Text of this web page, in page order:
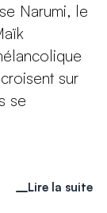
Narumi, le
sur
se
Lire la suite